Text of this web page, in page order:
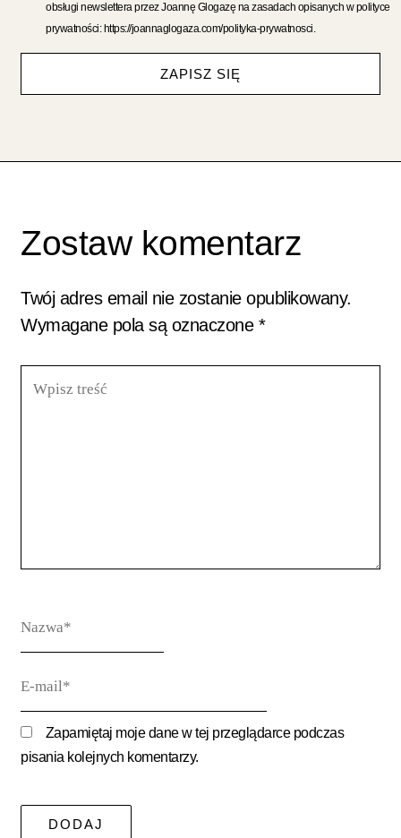
obsługi newslettera przez Joannę Glogazę na zasadach opisanych w polityce
prywatności: https://joannaglogaza.com/polityka-prywatnosci.
ZAPISZ SIĘ
Zostaw komentarz
Twój adres email nie zostanie opublikowany.
Wymagane pola są oznaczone *
treść
mail*
Zapamiętaj moje dane w tej przeglądarce podczas
pisania kolejnych komentarzy.